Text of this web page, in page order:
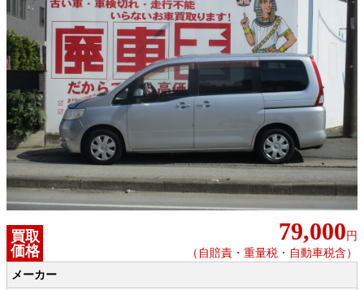
買取
価格
79,000 円
（自賠責・重量税・自動車税含）
メーカー